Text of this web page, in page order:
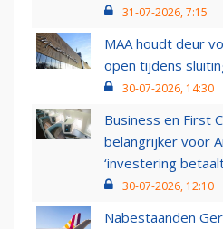
31-07-2026, 7:15
MAA houdt deur
open tijdens
30-07-2026, 14:30
Business en First
belangrijker voor
‘investering
30-07-2026, 12:10
Nabestaanden